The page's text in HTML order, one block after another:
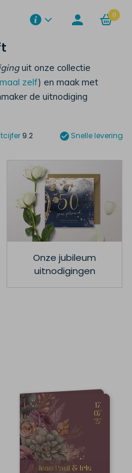
0
uit onze collectie
zelf) en maak met
de uitnodiging
9.2 Snelle levering
Onze jubileum
uitnodigingen